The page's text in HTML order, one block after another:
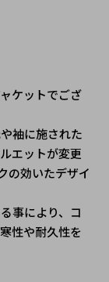
ケットでござ
袖に施された
エットが変更
の効いたデザイ
事により、コ
性や耐久性を